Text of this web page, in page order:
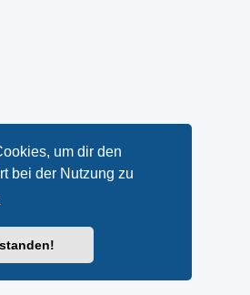
um dir den
bei der Nutzung zu